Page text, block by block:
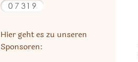
Hier geht es zu unseren
Sponsoren: